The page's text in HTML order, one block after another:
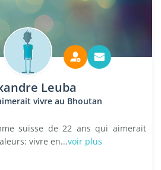
Leuba
vivre au Bhoutan
suisse de 22 ans qui aimerait
vivre en...voir plus